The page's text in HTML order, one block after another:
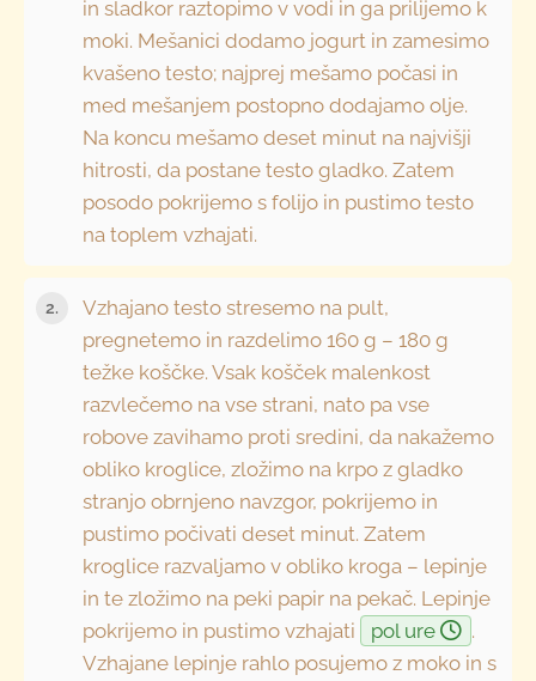
in sladkor raztopimo v vodi in ga prilijemo k
moki. Mešanici dodamo jogurt in zamesimo
kvašeno testo; najprej mešamo počasi in
med mešanjem postopno dodajamo olje.
Na koncu mešamo deset minut na najvišji
hitrosti, da postane testo gladko. Zatem
posodo pokrijemo s folijo in pustimo testo
na toplem vzhajati.
Vzhajano testo stresemo na pult,
pregnetemo in razdelimo 160 g – 180 g
težke koščke. Vsak košček malenkost
razvlečemo na vse strani, nato pa vse
robove zavihamo proti sredini, da nakažemo
obliko kroglice, zložimo na krpo z gladko
stranjo obrnjeno navzgor, pokrijemo in
pustimo počivati deset minut. Zatem
kroglice razvaljamo v obliko kroga – lepinje
in te zložimo na peki papir na pekač. Lepinje
pokrijemo in pustimo vzhajati
pol ure
.
Vzhajane lepinje rahlo posujemo z moko in s